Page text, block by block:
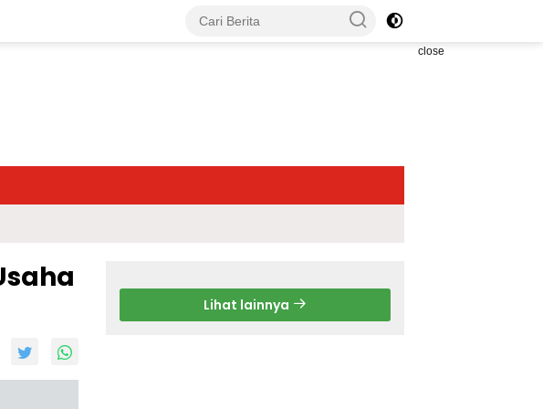
close
Lihat lainnya